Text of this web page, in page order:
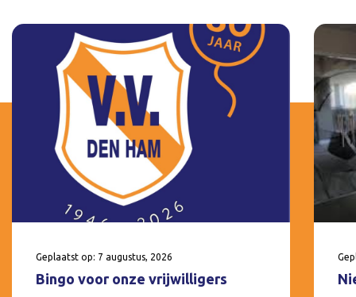
Geplaatst op: 7 augustus, 2026
Bingo voor onze vrijwilligers